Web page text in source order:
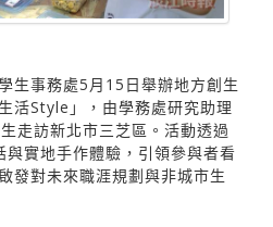
生事務處5月15日舉辦地方創生
活Style」，由學務處研究助理
走訪新北市三芝區。活動透過
實地手作體驗，引領參與者看
發對未來職涯規劃與非城市生